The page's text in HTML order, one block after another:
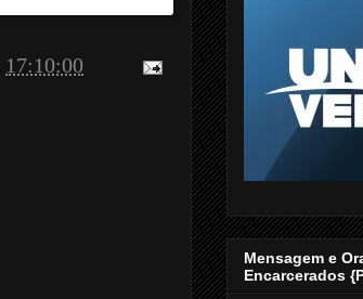
17:10:00
Mensagem e
Encarcerados